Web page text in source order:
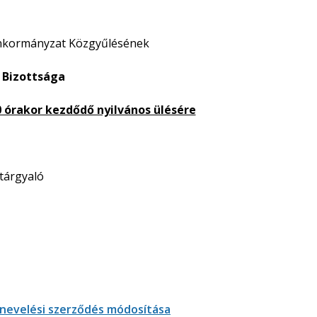
Közgyűlésének
Bizottsága
órakor kezdődő nyilvános ülésére
szerződés módosítása